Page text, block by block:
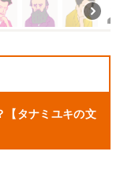
【タナミユキの文